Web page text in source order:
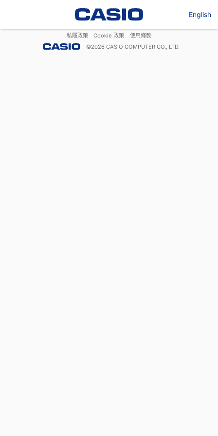
English
私隱政策 Cookie 政策
使用條款
©2026 CASIO COMPUTER CO., LTD.